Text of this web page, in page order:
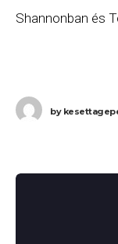
Shannonban és
by